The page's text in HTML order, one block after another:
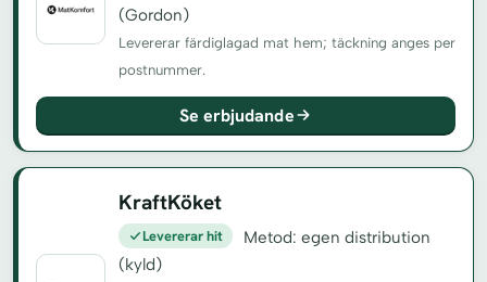
(Gordon)
Levererar färdiglagad mat hem; täckning anges per
postnummer.
Se erbjudande
KraftKöket
Levererar hit
Metod: egen distribution
(kyld)